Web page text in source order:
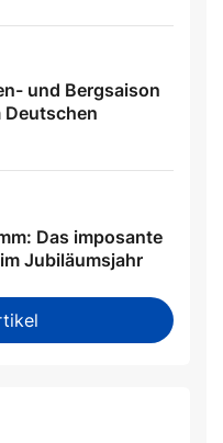
und Bergsaison
Das imposante
Jubiläumsjahr